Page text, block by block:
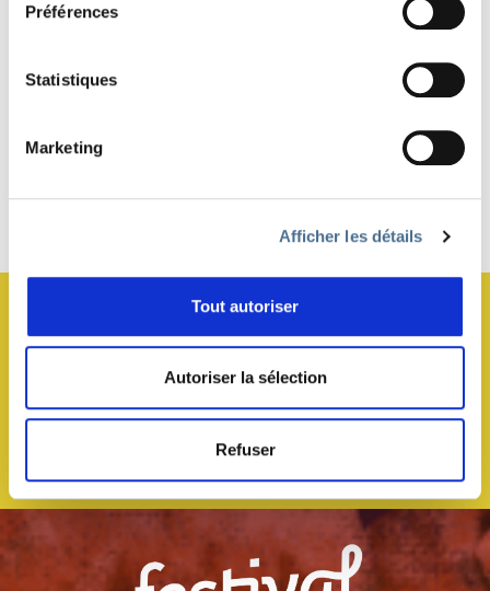
Préférences
Statistiques
Marketing
Afficher les détails
Tout autoriser
Autoriser la sélection
Refuser
Haut de page
JE M’ABONNE À LA NEWSLETTER !